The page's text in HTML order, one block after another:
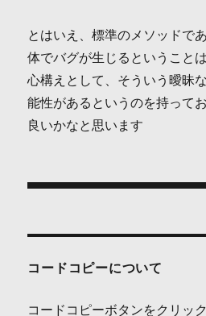
とはいえ、標準のメソッドで
体でバグが生じるということ
心構えとして、そういう曖昧
能性があるというのを持って
良いかなと思います
稿
ナ
ビ
コードコピーについて
コードコピーボタンをクリッ